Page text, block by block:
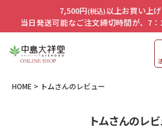
7,500円(税込)以上お買い上
当日発送可能なご注文締切時間が、7：
HOME トムさんのレビュー
トムさんのレビ